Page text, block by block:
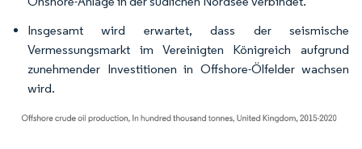
Insgesamt wird erwartet, dass der seismische
Vermessungsmarkt im Vereinigten Königreich aufgrund
zunehmender Investitionen in Offshore-Ölfelder wachsen
wird.